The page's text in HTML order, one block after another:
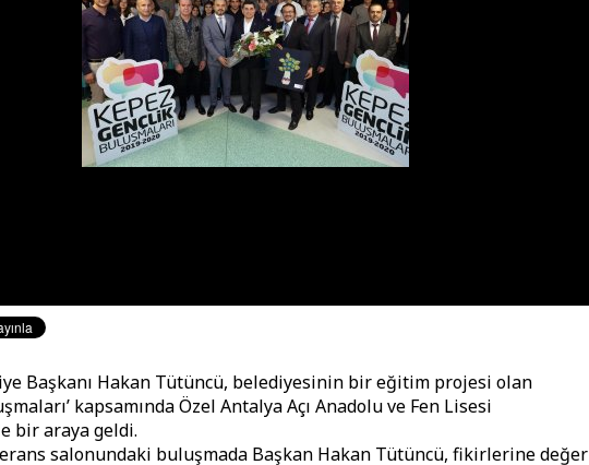
Başkanı Hakan Tütüncü, belediyesinin bir eğitim projesi olan
kapsamında Özel Antalya Açı Anadolu ve Fen Lisesi
bir araya geldi.
salonundaki buluşmada Başkan Hakan Tütüncü, fikirlerine değer